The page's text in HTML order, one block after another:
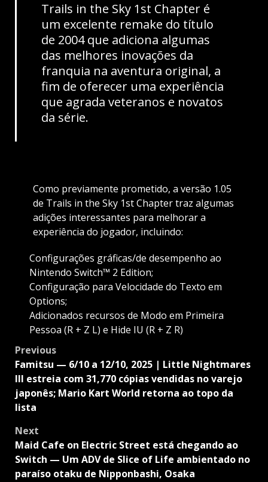
Trails in the Sky 1st Chapter é
um excelente remake do título
de 2004 que adiciona algumas
das melhores inovações da
franquia na aventura original, a
fim de oferecer uma experiência
que agrada veteranos e novatos
da série.
Como previamente prometido, a versão 1.05
de Trails in the Sky 1st Chapter traz algumas
adições interessantes para melhorar a
experiência do jogador, incluindo:
Configurações gráficas/de desempenho ao
Nintendo Switch™ 2 Edition;
Configuração para Velocidade do Texto em
Options;
Adicionados recursos de Modo em Primeira
Pessoa (R + Z L) e Hide IU (R + Z R)
Post
navigation
Previous
Famitsu — 6/10 a 12/10, 2025 | Little Nightmares
III estreia com 31,770 cópias vendidas no varejo
japonês; Mario Kart World retorna ao topo da
lista
Next
Maid Cafe on Electric Street está chegando ao
Switch — Um ADV de Slice of Life ambientado no
paraíso otaku de Nipponbashi, Osaka